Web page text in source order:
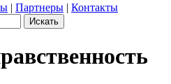
| Партнеры | Контакты